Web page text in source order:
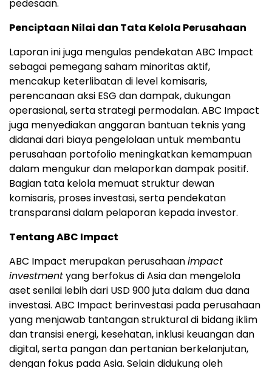
pedesaan.
Penciptaan Nilai dan Tata Kelola Perusahaan
Laporan ini juga mengulas pendekatan ABC Impact
sebagai pemegang saham minoritas aktif,
mencakup keterlibatan di level komisaris,
perencanaan aksi ESG dan dampak, dukungan
operasional, serta strategi permodalan. ABC Impact
juga menyediakan anggaran bantuan teknis yang
didanai dari biaya pengelolaan untuk membantu
perusahaan portofolio meningkatkan kemampuan
dalam mengukur dan melaporkan dampak positif.
Bagian tata kelola memuat struktur dewan
komisaris, proses investasi, serta pendekatan
transparansi dalam pelaporan kepada investor.
Tentang ABC Impact
ABC Impact merupakan perusahaanimpact
investmentyang berfokus di Asia dan mengelola
aset senilai lebih dari USD 900 juta dalam dua dana
investasi. ABC Impact berinvestasi pada perusahaan
yang menjawab tantangan struktural di bidang iklim
dan transisi energi, kesehatan, inklusi keuangan dan
digital, serta pangan dan pertanian berkelanjutan,
dengan fokus pada Asia. Selain didukung oleh